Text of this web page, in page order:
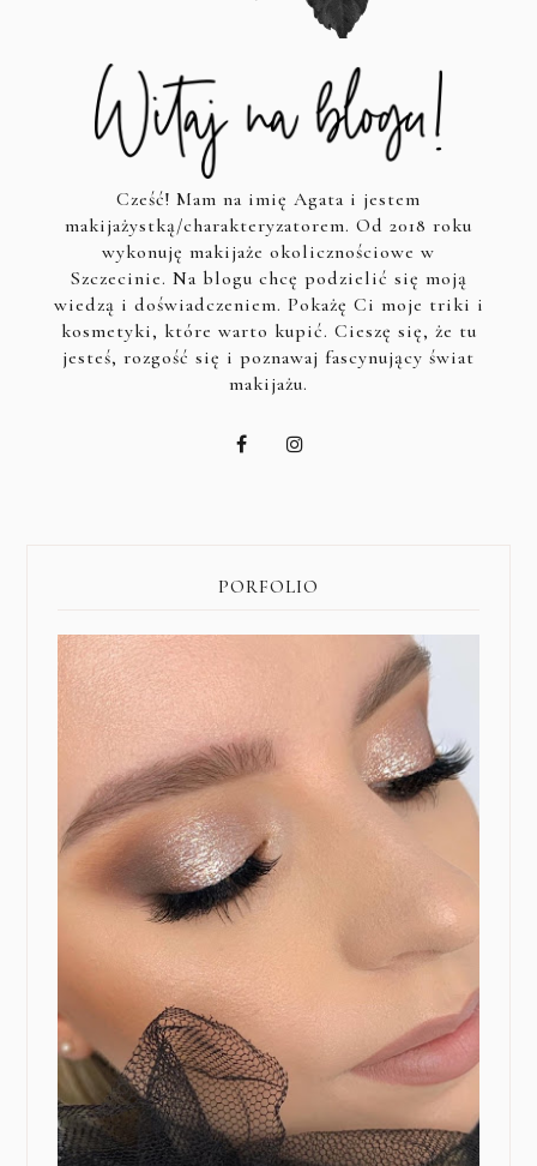
Cześć! Mam na imię Agata i jestem
makijażystką/charakteryzatorem. Od 2018 roku
wykonuję makijaże okolicznościowe w
Szczecinie. Na blogu chcę podzielić się moją
wiedzą i doświadczeniem. Pokażę Ci moje triki i
kosmetyki, które warto kupić. Cieszę się, że tu
jesteś, rozgość się i poznawaj fascynujący świat
makijażu.
PORFOLIO